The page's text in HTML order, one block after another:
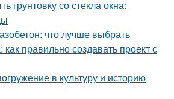
грунтовку со стекла окна:
что лучше выбрать
правильно создавать проект с
в культуру и историю